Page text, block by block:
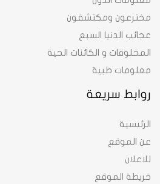
روابط سريعة
الرئيسية
عن الموقع
للاعلان
خريطة الموقع
مخترعون ومكتشفون
عجائب الدنيا السبع
المخلوقات و الكائنات الحية
معلومات طبية